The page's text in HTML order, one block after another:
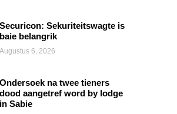
Securicon: Sekuriteitswagte is
baie belangrik
Augustus 6, 2026
Ondersoek na twee tieners
dood aangetref word by lodge
in Sabie